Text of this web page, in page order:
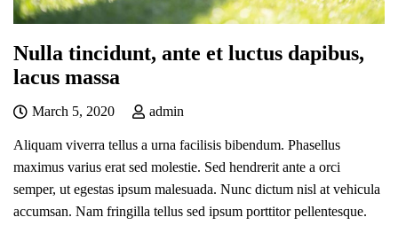
Nulla tincidunt, ante et luctus dapibus,
lacus massa
March 5, 2020 admin
Aliquam viverra tellus a urna facilisis bibendum. Phasellus
maximus varius erat sed molestie. Sed hendrerit ante a orci
semper, ut egestas ipsum malesuada. Nunc dictum nisl at vehicula
accumsan. Nam fringilla tellus sed ipsum porttitor pellentesque.